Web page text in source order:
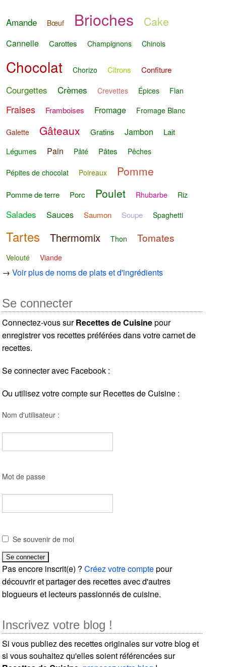
Amande Bœuf Brioches Cake
Cannelle Carottes Champignons Chinois
Chocolat Chorizo Citrons Confiture
Courgettes Crèmes Crevettes Épices Flan
Fraises Framboises Fromage Fromage Blanc
Galette Gâteaux Gratins Jambon
Lait
Légumes
Pain Pâté Pâtes Pêches
Pépites de chocolat Poireaux Pomme
Pomme de terre Porc Poulet Rhubarbe Riz
Salades Sauces Saumon Soupe Spaghetti
Tartes Thermomix Thon Tomates
Velouté Viande
→Voir plus de noms de plats et d'ingrédients
Se connecter
Connectez-vous surRecettes de Cuisinepour
enregistrer vos recettes préférées dans votre carnet de
recettes.
Se connecter avec Facebook :
Ou utilisez votre compte sur Recettes de Cuisine :
Nom d'utilisateur :
Mot de passe
Se souvenir de moi
Pas encore inscrit(e) ?Créez votre comptepour
découvrir et partager des recettes avec d'autres
blogueurs et lecteurs passionnés de cuisine.
Inscrivez votre blog !
Si vous publiez des recettes originales sur votre blog et
si vous souhaitez qu'elles soient référencées sur